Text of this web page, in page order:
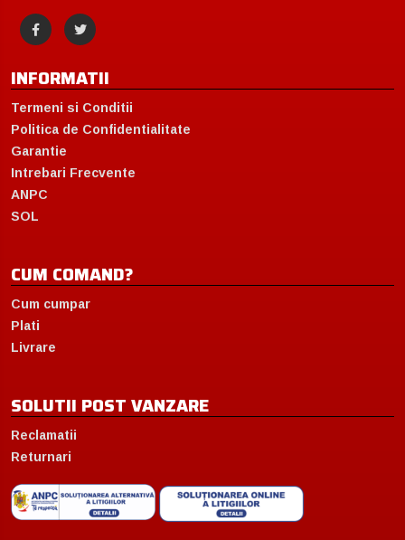
INFORMATII
Termeni si Conditii
Politica de Confidentialitate
Garantie
Intrebari Frecvente
ANPC
SOL
CUM COMAND?
Cum cumpar
Plati
Livrare
SOLUTII POST VANZARE
Reclamatii
Returnari